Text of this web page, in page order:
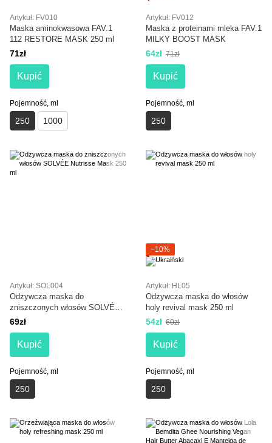
Artykuł: FV010
Maska aminokwasowa FAV.1
112 RESTORE MASK 250 ml
71zł
Kupić
Pojemność, ml
250 1000
Artykuł: FV012
Maska z proteinami mleka FAV.1
MILKY BOOST MASK
64zł 71zł
Kupić
Pojemność, ml
250
Artykuł: SOL004
Odżywcza maska do
zniszczonych włosów SOLVÉE
Nutrisse Mask 250 ml
69zł
Kupić
Pojemność, ml
250
−10%
Artykuł: HL05
Odżywcza maska do włosów
holy revival mask 250 ml
54zł 60zł
Kupić
Pojemność, ml
250